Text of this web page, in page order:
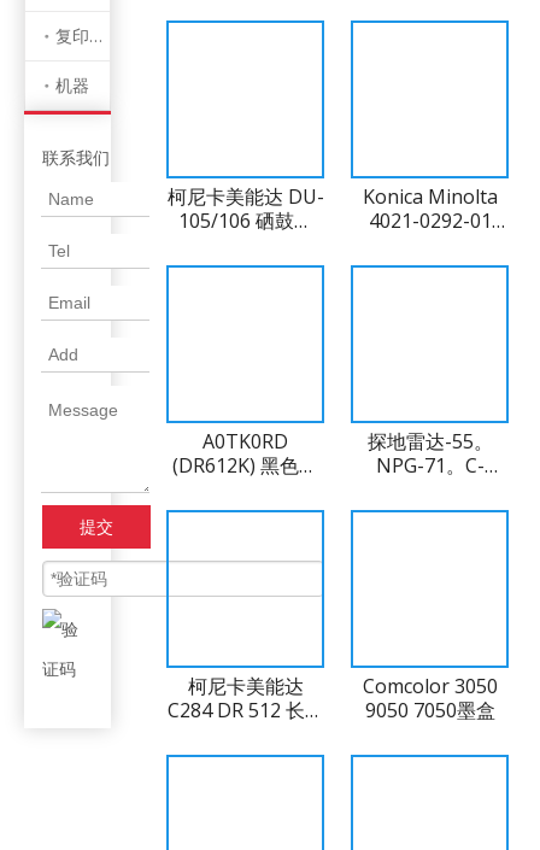
复印机零件
机器
联系我们
提交
容）
柯尼卡美能达 DU-
105/106 硒鼓单
新）
Konica Minolta
4021-0292-01
Drum DI152（兼
A0TK0RD
(DR612K) 黑色鼓
探地雷达-55。
NPG-71。C-
(0488C003BA)
柯尼卡美能达
C284 DR 512 长寿
Comcolor 3050
9050 7050墨盒